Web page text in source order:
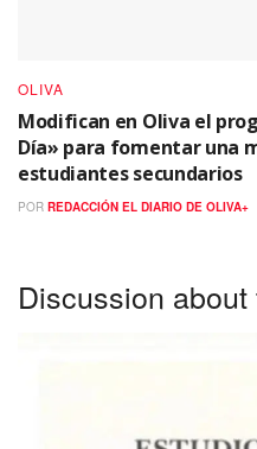
OLIVA
Modifican en Oliva el
Día» para fomentar una
estudiantes secundarios
POR REDACCIÓN EL DIARIO DE OLIVA+
Discussion